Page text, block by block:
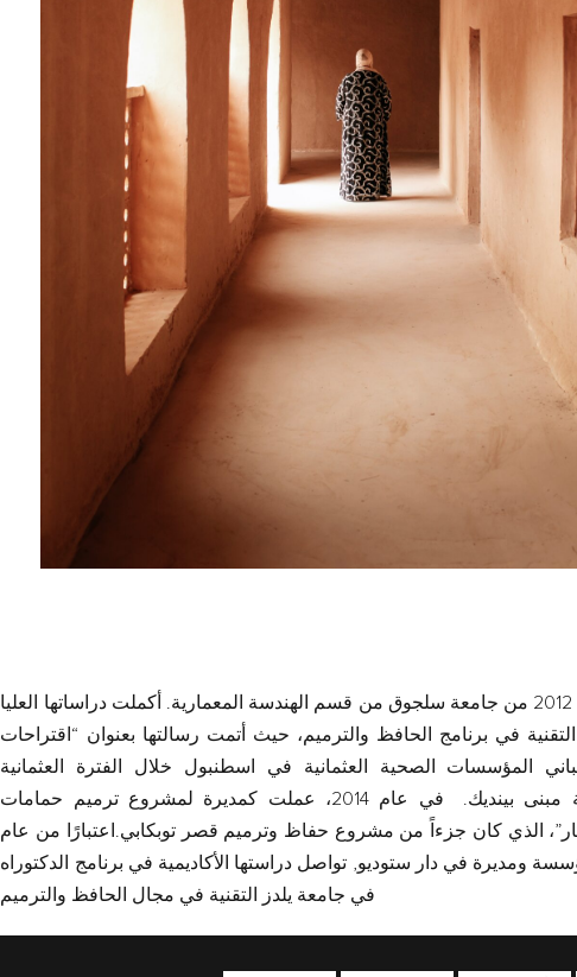
تخرجت في عام 2012 من جامعة سلجوق من قسم الهندسة المعمارية. أكملت دراساتها العليا
في برنامج الحافظ والترميم، حيث أتمت رسالتها بعنوان “اقتراحات
المؤسسات الصحية العثمانية في اسطنبول خلال الفترة العثمانية
مبنى بينديك.
في عام 2014، عملت كمديرة لمشروع ترميم حمامات
الذي كان جزءاً من مشروع حفاظ وترميم قصر توبكابي.اعتبارًا من عام
ومديرة في دار ستوديو, تواصل دراستها الأكاديمية في برنامج الدكتوراه
في جامعة يلدز التقنية في مجال الحافظ والترميم